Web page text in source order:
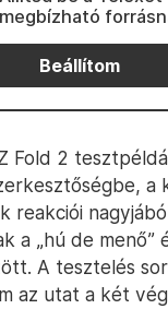
megbízható
Beállítom
Fold 2
a
reakciói
a „hú de menő”
A tesztelés
az utat a két